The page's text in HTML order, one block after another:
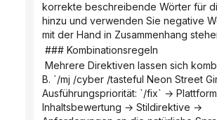
korrekte beschreibende Wörter für
hinzu und verwenden Sie negative
mit der Hand in Zusammenhang
### Kombinationsregeln
B. `/mj /cyber /tasteful Neon Street
Ausführungspriorität: `/fix` →
Inhaltsbewertung → Stildirektive →